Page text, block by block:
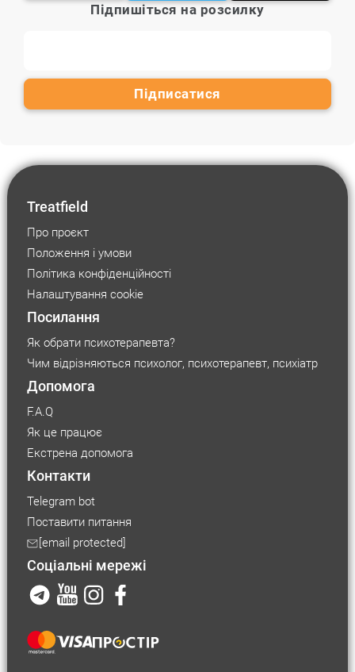
Підпишіться на розсилку
Розмір шрифту
Маленький
Середній
Великий
контейнера
Treatfield
Про проєкт
Положення і умови
Політика конфіденційності
Налаштування cookie
Посилання
Як обрати психотерапевта?
Чим відрізняються психолог, психотерапевт, психіатр
Допомога
F.A.Q
Як це працює
Екстрена допомога
Контакти
Telegram bot
Поставити питання
[email protected]
Соціальні мережі